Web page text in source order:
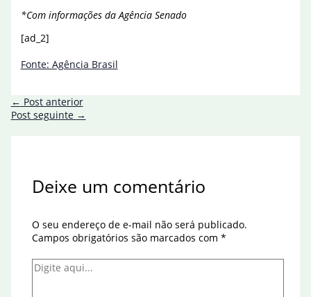
*Com informações da Agência Senado
[ad_2]
Fonte: Agência Brasil
← Post anterior
Post seguinte →
Deixe um comentário
O seu endereço de e-mail não será publicado.
Campos obrigatórios são marcados com *
Digite
aqui...